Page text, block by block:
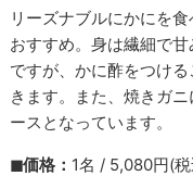
リーズナブルにかにを
おすすめ。身は繊細で
ですが、かに酢をつけ
きます。また、焼きガ
ースとなっています。
◼︎価格： 1名 / 5,080円(